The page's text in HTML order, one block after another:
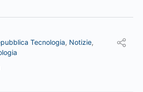
Tecnologia, Notizie,